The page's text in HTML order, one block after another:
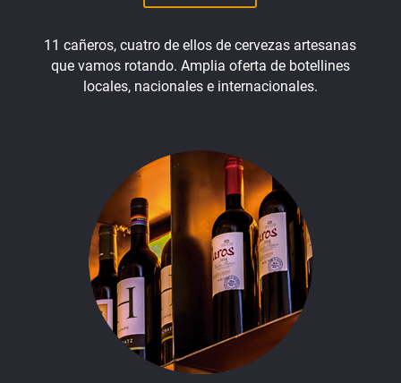
11 cañeros, cuatro de ellos de cervezas artesanas
que vamos rotando. Amplia oferta de botellines
locales, nacionales e internacionales.